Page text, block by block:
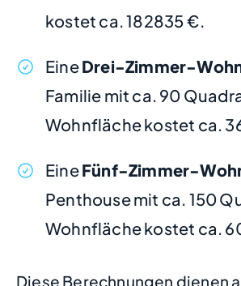
kostet ca. 182835 €.
EineDrei-Zimmer-
Familie mit ca. 90
Wohnfläche kostet ca.
EineFünf-Zimmer-
Penthouse mit ca. 150
Wohnfläche kostet ca.
Diese Berechnungen dienen